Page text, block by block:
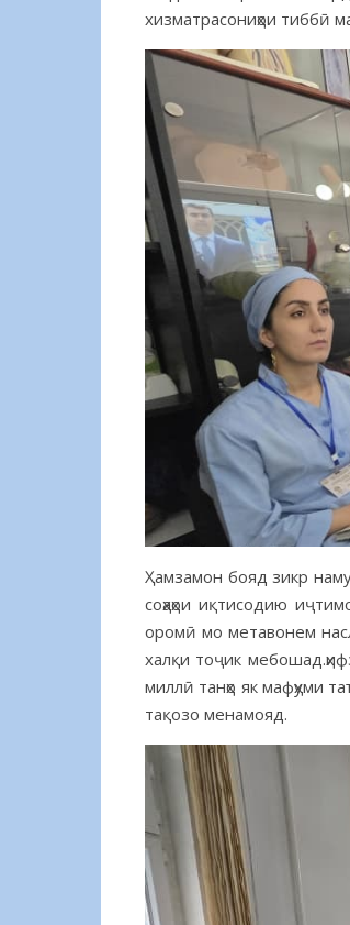
хизматрасониҳои тиббӣ
Ҳамзамон бояд зикр
соҳаҳои иқтисодию
оромӣ мо метавонем
халқи тоҷик
миллӣ танҳо як мафҳуми
тақозо менамояд.